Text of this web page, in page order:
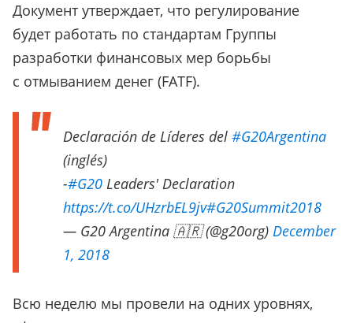
Документ утверждает, что регулирование
будет работать по стандартам Группы
разработки финансовых мер борьбы
с отмыванием денег (FATF).
Declaración de Líderes del #G20Argentina
(inglés)
-#G20 Leaders' Declaration
https://t.co/UHzrbEL9jv#G20Summit2018
— G20 Argentina 🇦🇷 (@g20org) December
1, 2018
Всю неделю мы провели на одних уровнях,